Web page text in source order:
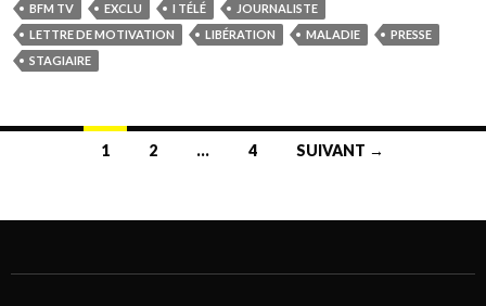
BFM TV EXCLU I TÉLÉ
JOURNALISTE
LETTRE DE MOTIVATION
LIBÉRATION MALADIE
PRESSE
STAGIAIRE
1 2 … 4 SUIVANT →